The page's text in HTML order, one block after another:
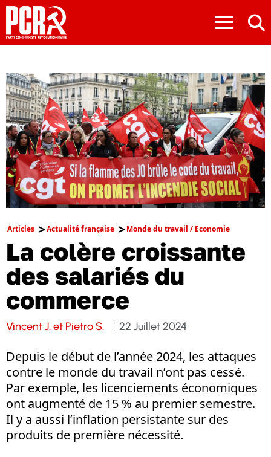
≡
Articles Actualité française Monde du travail / Economie
La colère croissante
des salariés du
commerce
Vincent J. et Pietro S. 22 Juillet 2024
Depuis le début de l’année 2024, les attaques
contre le monde du travail n’ont pas cessé.
Par exemple, les licenciements économiques
ont augmenté de 15 % au premier semestre.
Il y a aussi l’inflation persistante sur des
produits de première nécessité.